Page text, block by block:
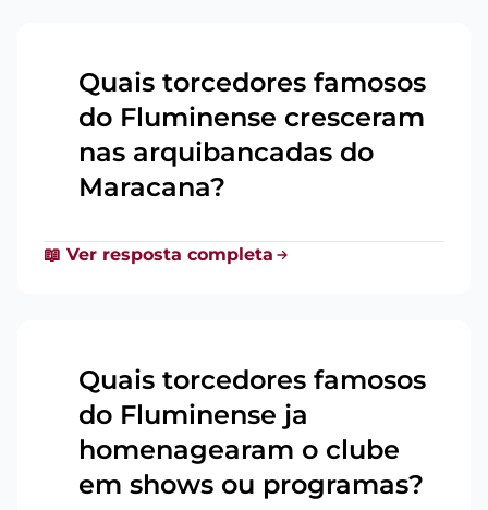
Quais torcedores famosos
do Fluminense cresceram
nas arquibancadas do
Maracana?
📖 Ver resposta completa
Quais torcedores famosos
do Fluminense ja
homenagearam o clube
em shows ou programas?